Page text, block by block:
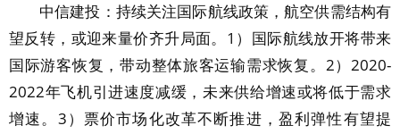
中信建投：持续关注国际航线政策，航空供需结构有
望反转，或迎来量价齐升局面。1）国际航线放开将带来
国际游客恢复，带动整体旅客运输需求恢复。2）2020-
2022年飞机引进速度减缓，未来供给增速或将低于需求
增速。3）票价市场化改革不断推进，盈利弹性有望提